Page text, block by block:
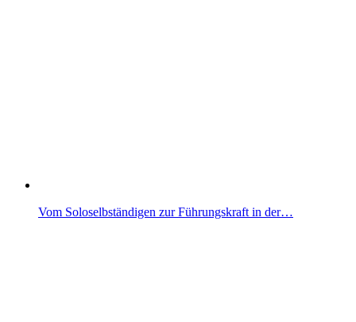
Vom Soloselbständigen zur Führungskraft in der…